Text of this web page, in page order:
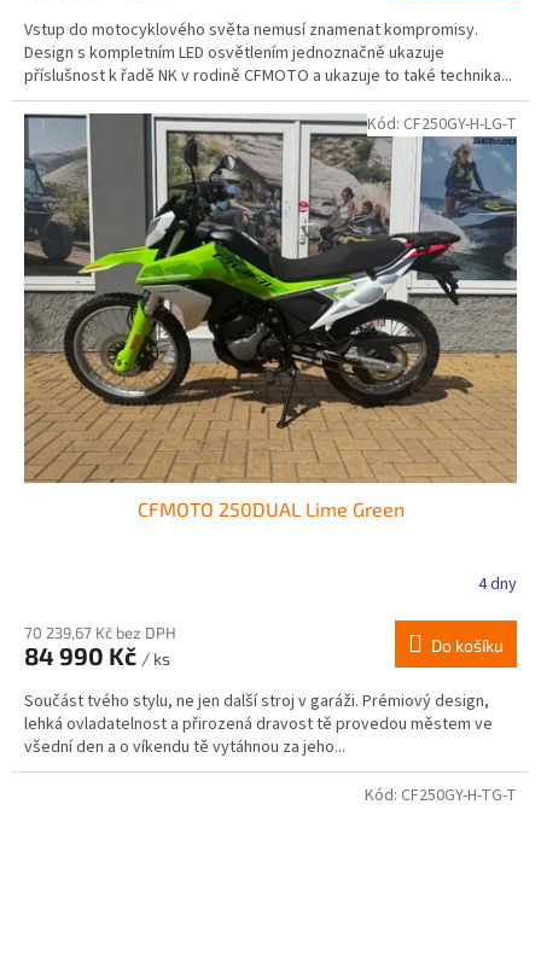
Vstup do motocyklového světa nemusí znamenat kompromisy.
Design s kompletním LED osvětlením jednoznačně ukazuje
příslušnost k řadě NK v rodině CFMOTO a ukazuje to také technika...
CFMOTO 250DUAL Lime Green
4 dny
70 239,67 Kč bez DPH
84 990 Kč / ks
Do košíku
Součást tvého stylu, ne jen další stroj v garáži. Prémiový design,
lehká ovladatelnost a přirozená dravost tě provedou městem ve
všední den a o víkendu tě vytáhnou za jeho...
Kód: CF250GY-H-LG-T
Kód: CF250GY-H-TG-T